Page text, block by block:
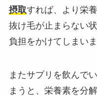
摂取すれば、より栄
抜け毛が止まらない
負担をかけてしまいま
またサプリを飲んで
まうと、栄養素を分